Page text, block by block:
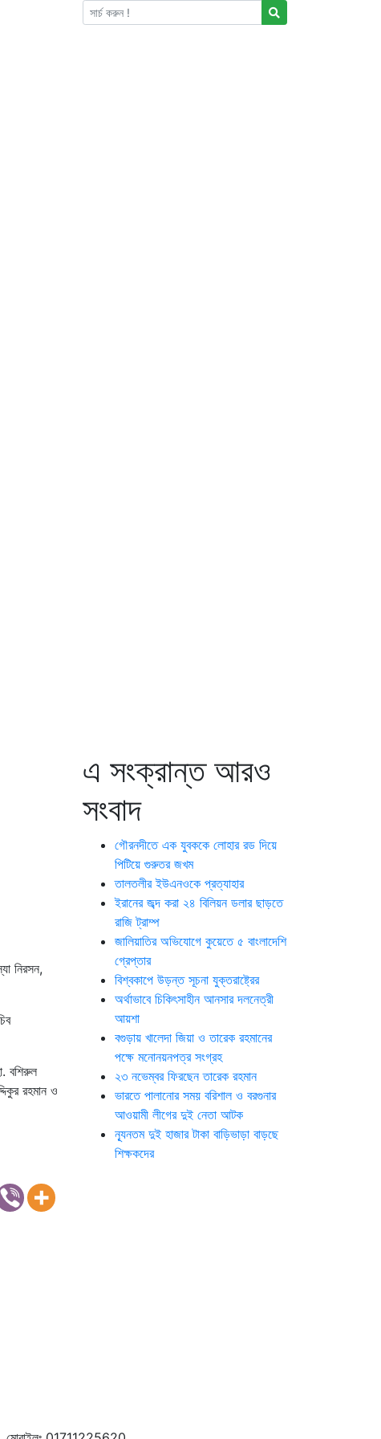
নিরসন,
বশিরুল
রহমান ও
এ সংক্রান্ত আরও
সংবাদ
গৌরনদীতে এক যুবককে লোহার রড দিয়ে
পিটিয়ে গুরুতর জখম
তালতলীর ইউএনওকে প্রত্যাহার
ইরানের জব্দ করা ২৪ বিলিয়ন ডলার ছাড়তে
রাজি ট্রাম্প
জালিয়াতির অভিযোগে কুয়েতে ৫ বাংলাদেশি
গ্রেপ্তার
বিশ্বকাপে উড়ন্ত সূচনা যুক্তরাষ্ট্রের
অর্থাভাবে চিকিৎসাহীন আনসার দলনেত্রী
আয়শা
বগুড়ায় খালেদা জিয়া ও তারেক রহমানের
পক্ষে মনোনয়নপত্র সংগ্রহ
২৩ নভেম্বর ফিরছেন তারেক রহমান
ভারতে পালানোর সময় ব‌রিশাল ও বরগুনার
আওয়ামী লীগের দুই নেতা আটক
ন্যূনতম দুই হাজার টাকা বাড়িভাড়া বাড়ছে
শিক্ষকদের